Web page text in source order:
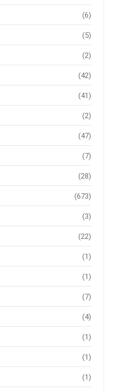
(6)
(5)
(2)
(42)
(41)
(2)
(47)
(7)
(28)
(673)
(3)
(22)
(1)
(1)
(7)
(4)
(1)
(1)
(1)